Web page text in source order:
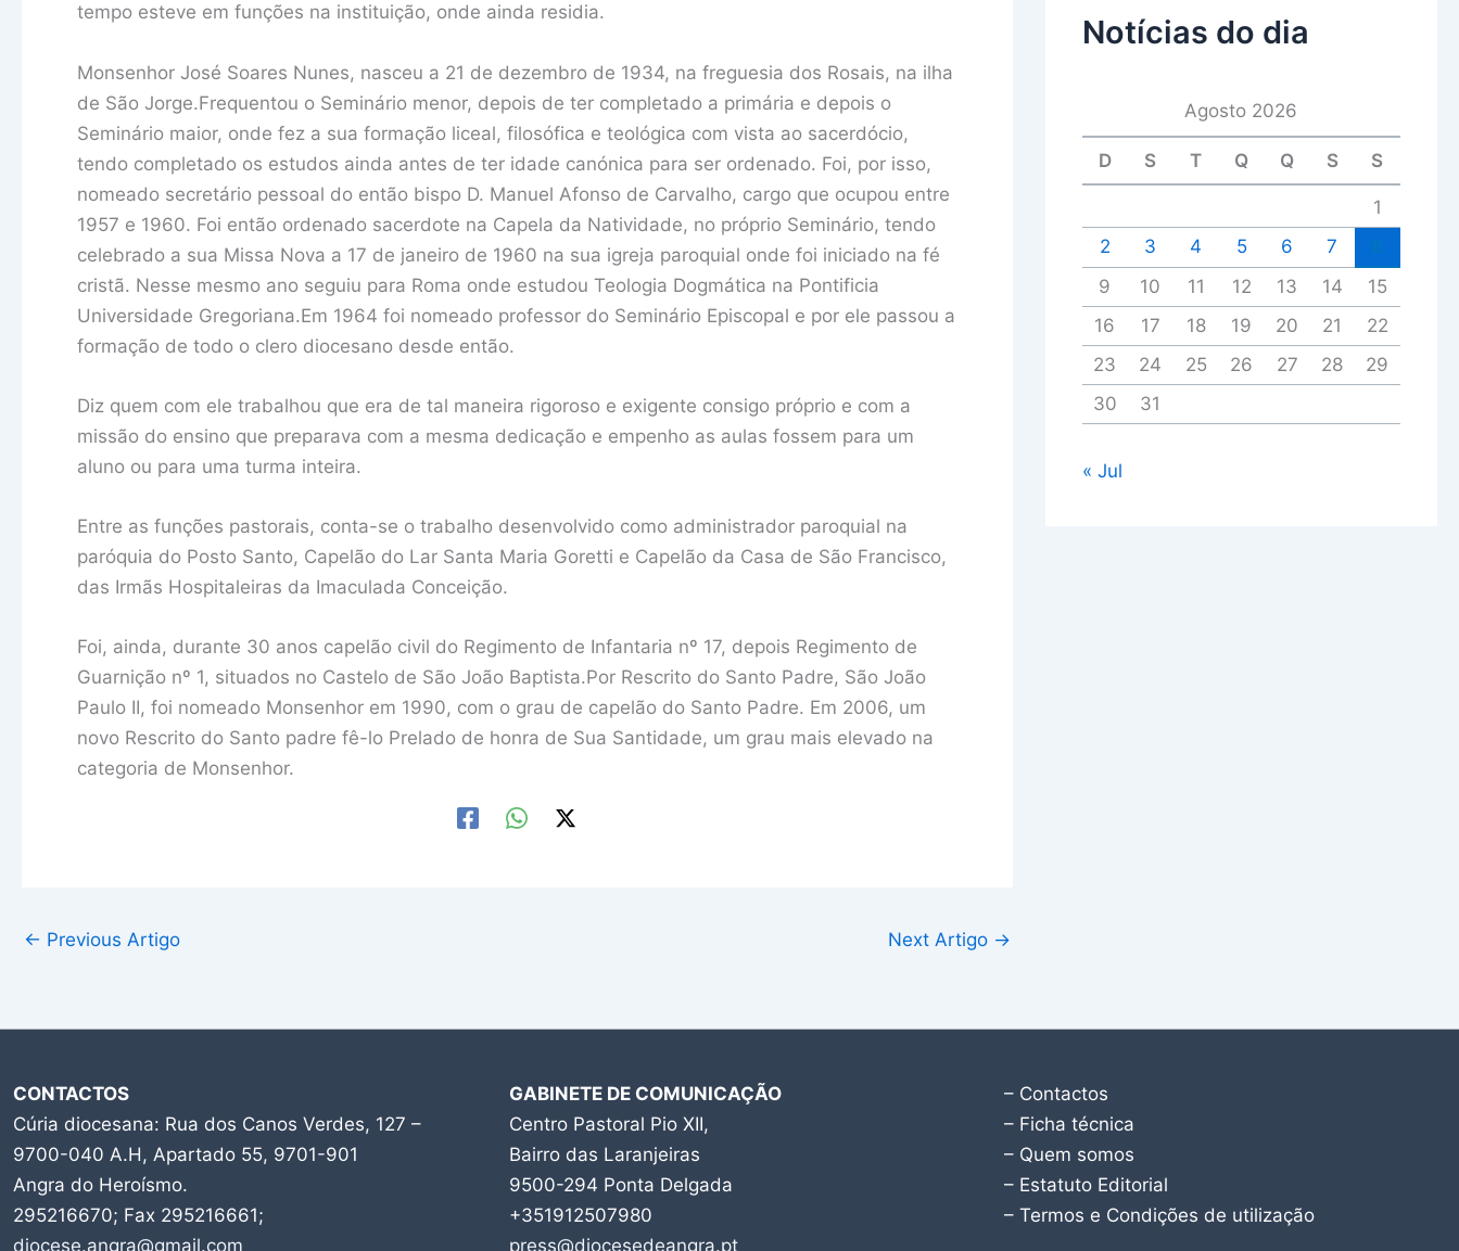
tempo esteve em funções na instituição, onde ainda residia.
Monsenhor José Soares Nunes, nasceu a 21 de dezembro de 1934, na freguesia dos Rosais, na ilha
de São Jorge.Frequentou o Seminário menor, depois de ter completado a primária e depois o
Seminário maior, onde fez a sua formação liceal, filosófica e teológica com vista ao sacerdócio,
tendo completado os estudos ainda antes de ter idade canónica para ser ordenado. Foi, por isso,
nomeado secretário pessoal do então bispo D. Manuel Afonso de Carvalho, cargo que ocupou entre
1957 e 1960. Foi então ordenado sacerdote na Capela da Natividade, no próprio Seminário, tendo
celebrado a sua Missa Nova a 17 de janeiro de 1960 na sua igreja paroquial onde foi iniciado na fé
cristã. Nesse mesmo ano seguiu para Roma onde estudou Teologia Dogmática na Pontificia
Universidade Gregoriana.Em 1964 foi nomeado professor do Seminário Episcopal e por ele passou a
formação de todo o clero diocesano desde então.
Diz quem com ele trabalhou que era de tal maneira rigoroso e exigente consigo próprio e com a
missão do ensino que preparava com a mesma dedicação e empenho as aulas fossem para um
aluno ou para uma turma inteira.
Entre as funções pastorais, conta-se o trabalho desenvolvido como administrador paroquial na
paróquia do Posto Santo, Capelão do Lar Santa Maria Goretti e Capelão da Casa de São Francisco,
das Irmãs Hospitaleiras da Imaculada Conceição.
Foi, ainda, durante 30 anos capelão civil do Regimento de Infantaria nº 17, depois Regimento de
Guarnição nº 1, situados no Castelo de São João Baptista.Por Rescrito do Santo Padre, São João
Paulo II, foi nomeado Monsenhor em 1990, com o grau de capelão do Santo Padre. Em 2006, um
novo Rescrito do Santo padre fê-lo Prelado de honra de Sua Santidade, um grau mais elevado na
categoria de Monsenhor.
← Previous Artigo Next Artigo →
Notícias do dia
Agosto 2026
D S T Q Q S S
1
2
3 4 5 6 7
9
10 11 12 13 14
15
16
17 18 19 20 21
22
23
24 25 26 27 28
29
30
31
« Jul
CONTACTOS
Cúria diocesana: Rua dos Canos Verdes, 127 –
9700-040 A.H, Apartado 55, 9701-901
Angra do Heroísmo.
295216670; Fax 295216661;
diocese.angra@gmail.com
GABINETE DE COMUNICAÇÃO
Centro Pastoral Pio XII,
Bairro das Laranjeiras
9500-294 Ponta Delgada
+351912507980
press@diocesedeangra.pt
– Contactos
– Ficha técnica
– Quem somos
– Estatuto Editorial
– Termos e Condições de utilização